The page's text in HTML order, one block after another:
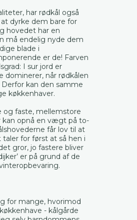
har rødkål også
dyrke dem bare for
hovedet har en
må endelig nyde dem
blade i
er de! Farven
I sur jord er
dominerer, når rødkålen
kan den samme
køkkenhaver.
og faste, mellemstore
kan opnå en vægt på to-
får lov til at
for først at så hen i
gror, jo fastere bliver
er på grund af de
for mange, hvorimod
- kålgårde